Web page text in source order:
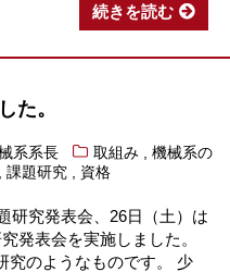
続きを読む
た。
系系長 取組み ,機械系の
課題研究 資格
研究発表会、26日（土）は
発表会を実施しました。
究のようなものです。 少